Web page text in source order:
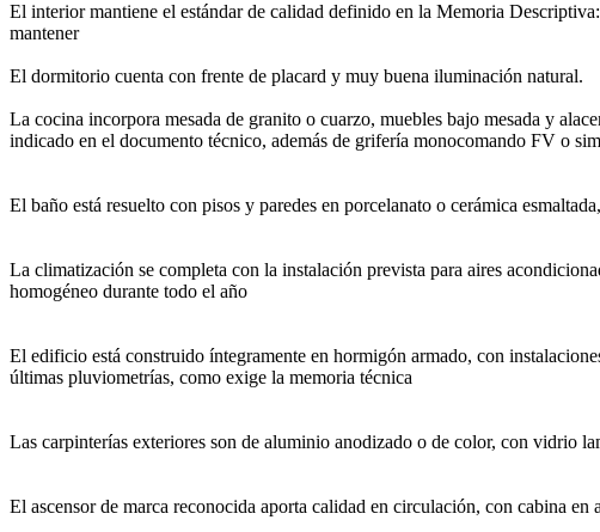
El interior mantiene el estándar de calidad definido en la Memoria
mantener
El dormitorio cuenta con frente de placard y muy buena iluminación natural.
La cocina incorpora mesada de granito o cuarzo, muebles bajo mesada y
indicado en el documento técnico, además de grifería monocomando FV o
El baño está resuelto con pisos y paredes en porcelanato o cerámica
La climatización se completa con la instalación prevista para aires
homogéneo durante todo el año
El edificio está construido íntegramente en hormigón armado, con
últimas pluviometrías, como exige la memoria técnica
Las carpinterías exteriores son de aluminio anodizado o de color, con vidrio
El ascensor de marca reconocida aporta calidad en circulación, con cabina